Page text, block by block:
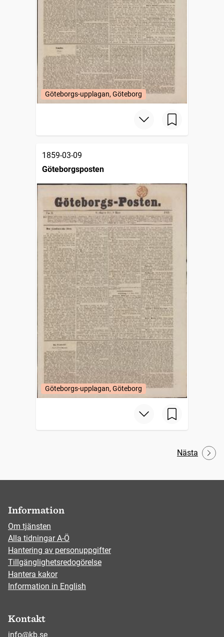
Göteborgs-upplagan, Göteborg
1859-03-09
Göteborgsposten
Göteborgs-upplagan, Göteborg
Nästa
Information
Om tjänsten
Alla tidningar A-Ö
Hantering av personuppgifter
Tillgänglighetsredogörelse
Hantera kakor
Information in English
Kontakt
info@kb.se